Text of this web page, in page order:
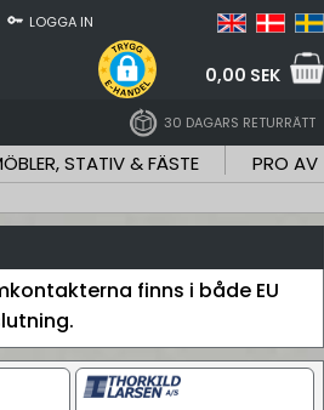
LOGGA IN
0,00 SEK
30 DAGARS RETURRÄTT
STATIV & FÄSTE PRO AV
finns i både EU